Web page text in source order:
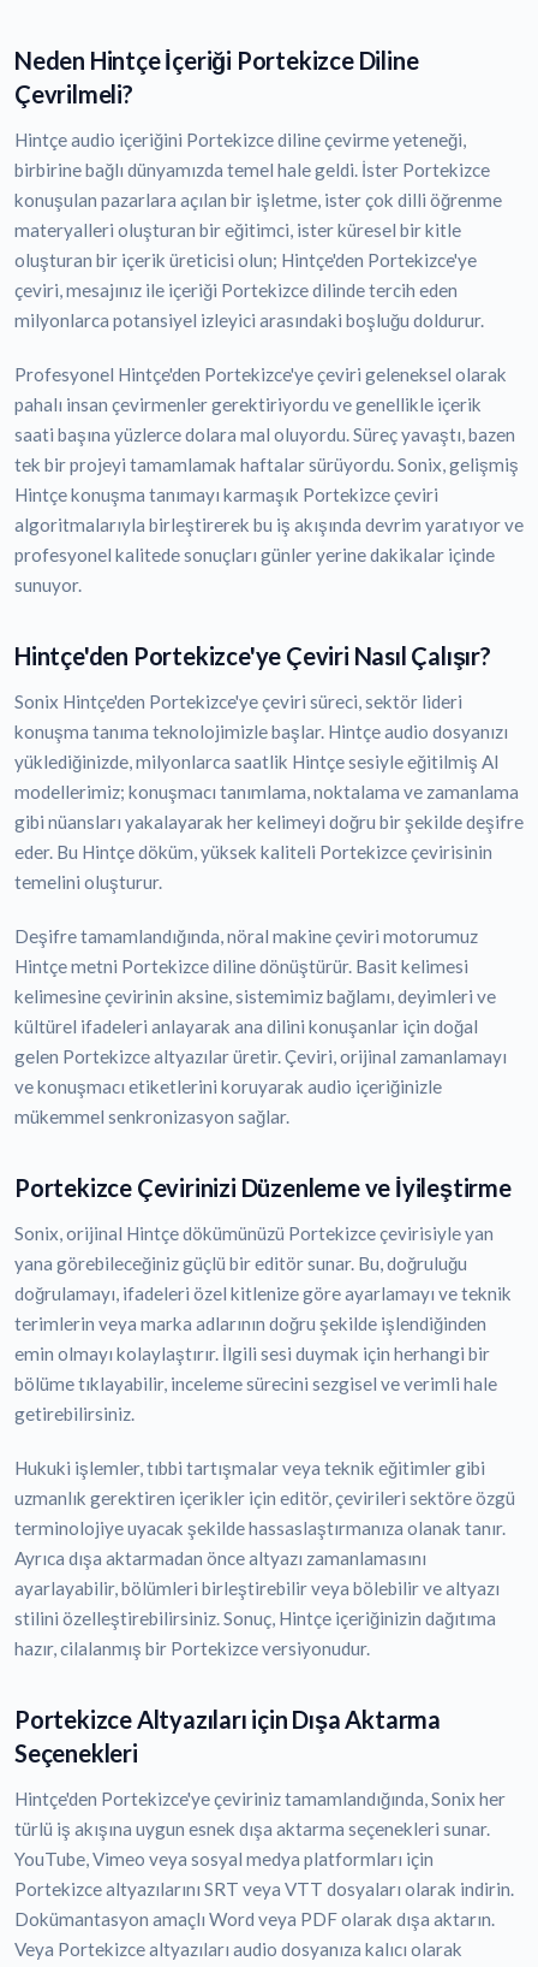
Neden Hintçe İçeriği Portekizce Diline
Çevrilmeli?
Hintçe audio içeriğini Portekizce diline çevirme yeteneği,
birbirine bağlı dünyamızda temel hale geldi. İster Portekizce
konuşulan pazarlara açılan bir işletme, ister çok dilli öğrenme
materyalleri oluşturan bir eğitimci, ister küresel bir kitle
oluşturan bir içerik üreticisi olun; Hintçe'den Portekizce'ye
çeviri, mesajınız ile içeriği Portekizce dilinde tercih eden
milyonlarca potansiyel izleyici arasındaki boşluğu doldurur.
Profesyonel Hintçe'den Portekizce'ye çeviri geleneksel olarak
pahalı insan çevirmenler gerektiriyordu ve genellikle içerik
saati başına yüzlerce dolara mal oluyordu. Süreç yavaştı, bazen
tek bir projeyi tamamlamak haftalar sürüyordu. Sonix, gelişmiş
Hintçe konuşma tanımayı karmaşık Portekizce çeviri
algoritmalarıyla birleştirerek bu iş akışında devrim yaratıyor ve
profesyonel kalitede sonuçları günler yerine dakikalar içinde
sunuyor.
Hintçe'den Portekizce'ye Çeviri Nasıl Çalışır?
Sonix Hintçe'den Portekizce'ye çeviri süreci, sektör lideri
konuşma tanıma teknolojimizle başlar. Hintçe audio dosyanızı
yüklediğinizde, milyonlarca saatlik Hintçe sesiyle eğitilmiş AI
modellerimiz; konuşmacı tanımlama, noktalama ve zamanlama
gibi nüansları yakalayarak her kelimeyi doğru bir şekilde deşifre
eder. Bu Hintçe döküm, yüksek kaliteli Portekizce çevirisinin
temelini oluşturur.
Deşifre tamamlandığında, nöral makine çeviri motorumuz
Hintçe metni Portekizce diline dönüştürür. Basit kelimesi
kelimesine çevirinin aksine, sistemimiz bağlamı, deyimleri ve
kültürel ifadeleri anlayarak ana dilini konuşanlar için doğal
gelen Portekizce altyazılar üretir. Çeviri, orijinal zamanlamayı
ve konuşmacı etiketlerini koruyarak audio içeriğinizle
mükemmel senkronizasyon sağlar.
Portekizce Çevirinizi Düzenleme ve İyileştirme
Sonix, orijinal Hintçe dökümünüzü Portekizce çevirisiyle yan
yana görebileceğiniz güçlü bir editör sunar. Bu, doğruluğu
doğrulamayı, ifadeleri özel kitlenize göre ayarlamayı ve teknik
terimlerin veya marka adlarının doğru şekilde işlendiğinden
emin olmayı kolaylaştırır. İlgili sesi duymak için herhangi bir
bölüme tıklayabilir, inceleme sürecini sezgisel ve verimli hale
getirebilirsiniz.
Hukuki işlemler, tıbbi tartışmalar veya teknik eğitimler gibi
uzmanlık gerektiren içerikler için editör, çevirileri sektöre özgü
terminolojiye uyacak şekilde hassaslaştırmanıza olanak tanır.
Ayrıca dışa aktarmadan önce altyazı zamanlamasını
ayarlayabilir, bölümleri birleştirebilir veya bölebilir ve altyazı
stilini özelleştirebilirsiniz. Sonuç, Hintçe içeriğinizin dağıtıma
hazır, cilalanmış bir Portekizce versiyonudur.
Portekizce Altyazıları için Dışa Aktarma
Seçenekleri
Hintçe'den Portekizce'ye çeviriniz tamamlandığında, Sonix her
türlü iş akışına uygun esnek dışa aktarma seçenekleri sunar.
YouTube, Vimeo veya sosyal medya platformları için
Portekizce altyazılarını SRT veya VTT dosyaları olarak indirin.
Dokümantasyon amaçlı Word veya PDF olarak dışa aktarın.
Veya Portekizce altyazıları audio dosyanıza kalıcı olarak